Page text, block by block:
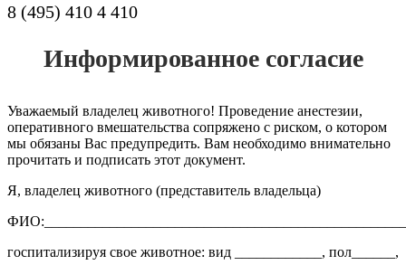
8 (495) 410 4 410
Информированное согласие
Уважаемый владелец животного! Проведение анестезии,
оперативного вмешательства сопряжено с риском, о котором
мы обязаны Вас предупредить. Вам необходимо внимательно
прочитать и подписать этот документ.
Я, владелец животного (представитель владельца)
госпитализируя свое животное: вид ____________, пол______,